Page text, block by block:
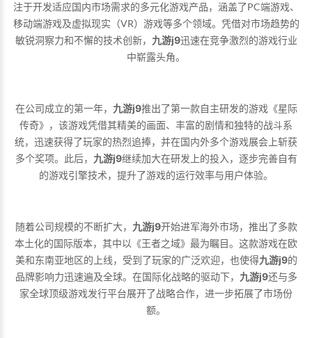
注于开发适应国内市场需求的多元化游戏产品，涵盖了PC端游戏、
移动端游戏及虚拟现实（VR）游戏等多个领域。凭借对市场趋势的
敏锐洞察力和不懈的技术创新， 九游j9迅速在竞争激烈的游戏行业
中崭露头角。
在公司成立的第一年， 九游j9推出了第一款自主研发的游戏《星际
传奇》，该游戏凭借其精美的画面、丰富的剧情和独特的战斗系
统，迅速获得了玩家的热烈追捧，并在国内外多个游戏展会上斩获
多个奖项。此后， 九游j9继续加大在研发上的投入，逐步完善自有
的游戏引擎技术，提升了游戏的运行效率与用户体验。
随着公司规模的不断扩大， 九游j9开始进军海外市场，推出了多款
本土化的国际版本，其中以《王者之域》最为瞩目。这款游戏在欧
美和东南亚地区的上线，受到了玩家的广泛欢迎，也使得九游j9的
品牌影响力迅速遍及全球。在国际化战略的驱动下， 九游j9还与多
家全球顶级游戏发行平台展开了战略合作，进一步拓展了市场份
额。